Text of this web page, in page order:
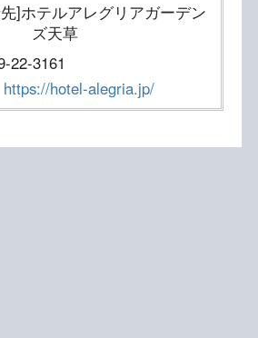
]ホテルアレグリアガーデン
ズ天草
22-3161
https://hotel-alegria.jp/